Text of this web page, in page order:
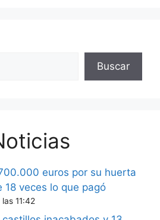
Buscar
euros por su huerta
veces lo que pagó
11:42